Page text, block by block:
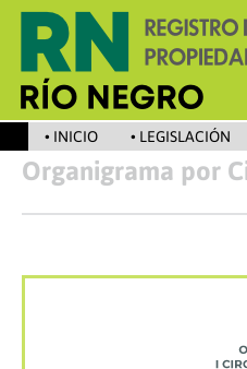
• INICIO • LEGISLACIÓN
Organigrama por